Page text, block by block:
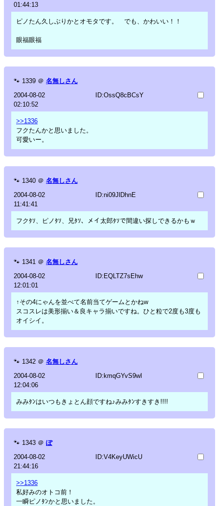
01:44:13
ピノたん久しぶりかとオモタです。 でも、かわいい！！
眼福眼福
🐾 1339 ＠ 名無しさん
2004-08-02
02:10:52
ID:OssQ8cBCsY
>>1336
フクたんかと思いました。
可愛いー。
🐾 1340 ＠ 名無しさん
2004-08-02
11:41:41
ID:ni09JlDhnE
フクﾀｿ、ピノﾀｿ、兄ﾀｿ、メイ太郎ﾀｿで間違い探しできるかもｗ
🐾 1341 ＠ 名無しさん
2004-08-02
12:01:01
ID:EQLTZ7sEhw
↑その4にゃんを並べて名前当てゲームとかねw
スコスレは美形揃い＆良キャラ揃いですね。ひと粒で2度も3度も
オイシイ。
🐾 1342 ＠ 名無しさん
2004-08-02
12:04:06
ID:kmqGYvS9wI
みみﾀﾝはいつもきょとん顔ですね♪みみﾀﾝすきすき!!!!
🐾 1343 ＠ ぽ
2004-08-02
21:44:16
ID:V4KeyUWicU
>>1336
私好みのオトコ前！
一瞬ピノﾀﾝかと思いました。